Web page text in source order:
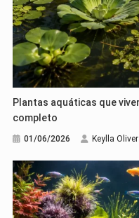
Plantas aquáticas que vivem sem substrato fértil: guia
completo
01/06/2026 Keylla Oliver